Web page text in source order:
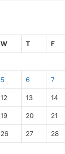
W T F
5 6 7
12 13 14
19 20 21
26 27 28